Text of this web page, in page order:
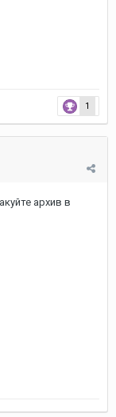
1
архив в